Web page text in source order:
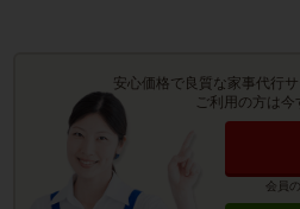
安心価格で良質な家事代行
ご利用の方は今
会員